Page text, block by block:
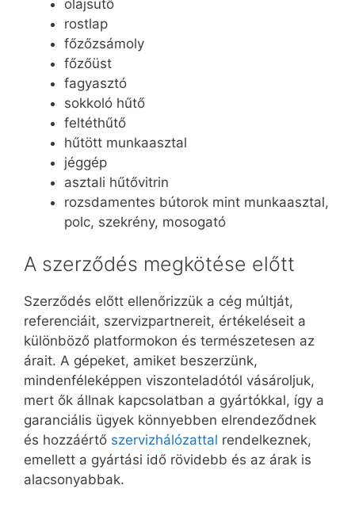
olajsütő
rostlap
főzőzsámoly
főzőüst
fagyasztó
sokkoló hűtő
feltéthűtő
hűtött munkaasztal
jéggép
asztali hűtővitrin
rozsdamentes bútorok mint munkaasztal,
polc, szekrény, mosogató
A szerződés megkötése előtt
Szerződés előtt ellenőrizzük a cég múltját,
referenciáit, szervizpartnereit, értékeléseit a
különböző platformokon és természetesen az
árait. A gépeket, amiket beszerzünk,
mindenféleképpen viszonteladótól vásároljuk,
mert ők állnak kapcsolatban a gyártókkal, így a
garanciális ügyek könnyebben elrendeződnek
és hozzáértő szervizhálózattal rendelkeznek,
emellett a gyártási idő rövidebb és az árak is
alacsonyabbak.